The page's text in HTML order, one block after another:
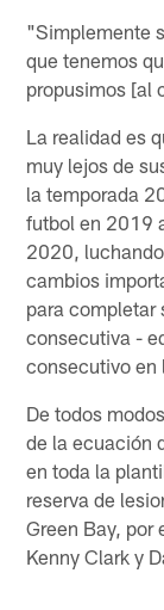
"Simplemente
que tenemos
propusimos [al
La realidad es
muy lejos de
la temporada
futbol en 2019
2020,
cambios
para completar
consecutiva -
consecutivo en
De todos
de la ecuación
en toda la
reserva de
Green Bay, por
Kenny Clark y